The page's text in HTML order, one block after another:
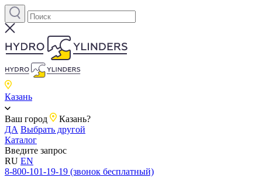
Казань
Ваш город
Казань?
ДА Выбрать другой
Каталог
Введите запрос
RU EN
8-800-101-19-19 (звонок бесплатный)